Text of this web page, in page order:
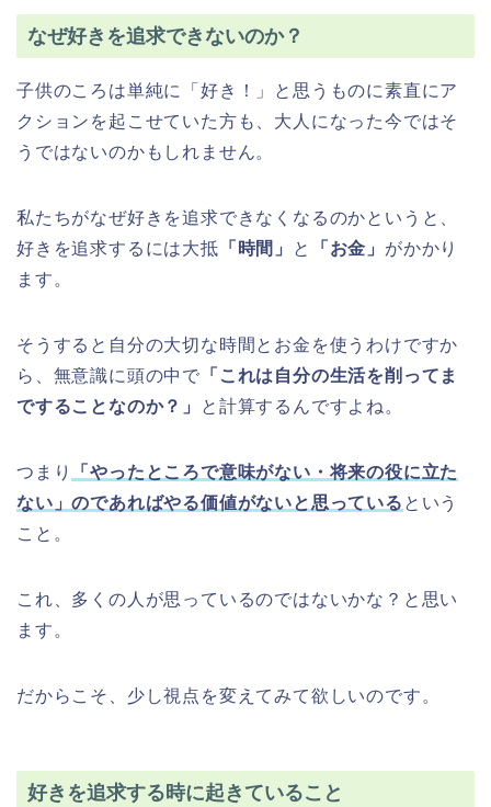
なぜ好きを追求できないのか？
子供のころは単純に「好き！」と思うものに素直にア
クションを起こせていた方も、大人になった今ではそ
うではないのかもしれません。
私たちがなぜ好きを追求できなくなるのかというと、
好きを追求するには大抵 「時間」 と 「お金」 がかかり
ます。
そうすると自分の大切な時間とお金を使うわけですか
ら、無意識に頭の中で 「これは自分の生活を削ってま
ですることなのか？」
と計算するんですよね。
つまり
「やったところで意味がない・将来の役に立た
ない」のであればやる価値がないと思っている という
こと。
これ、多くの人が思っているのではないかな？と思い
ます。
だからこそ、少し視点を変えてみて欲しいのです。
好きを追求する時に起きていること